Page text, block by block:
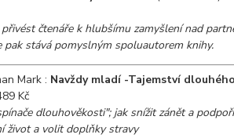
přivést čtenáře k hlubšímu zamyšlení nad
pak stává pomyslným spoluautorem knihy.
Mark : Navždy mladí -Tajemství
Kč
dlouhověkosti"; jak snížit zánět a
život a volit doplňky stravy